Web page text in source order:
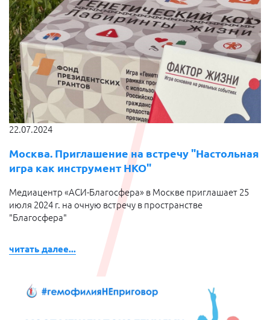
22.07.2024
Москва. Приглашение на встречу "Настольная
игра как инструмент НКО"
Медиацентр «АСИ-Благосфера» в Москве приглашает 25
июля 2024 г. на очную встречу в пространстве
"Благосфера"
читать далее...